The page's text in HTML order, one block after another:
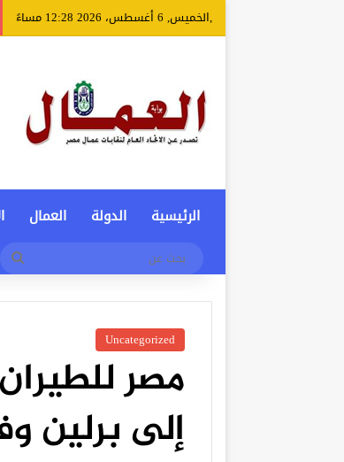
,الخميس, 6 أغسطس، 2026 12:28 مساءً
الرئيسية الدولة العمال
Uncategorized
مصر
إلى برلين